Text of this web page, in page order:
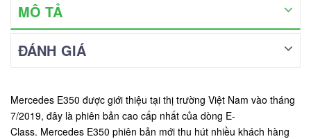
MÔ TẢ
ĐÁNH GIÁ
Mercedes E350 được giới thiệu tại thị trường Việt Nam vào tháng
7/2019, đây là phiên bản cao cấp nhất của dòng E-
Class. Mercedes E350 phiên bản mới thu hút nhiều khách hàng